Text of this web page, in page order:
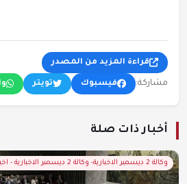
قراءة المزيد من المصدر
مشاركة: فيسبوك تويتر
أخبار ذات صلة
وكالة 2 ديسمبر الاخبارية- وكالة 2 ديسمبر الاخبارية - اخبار وتقارير